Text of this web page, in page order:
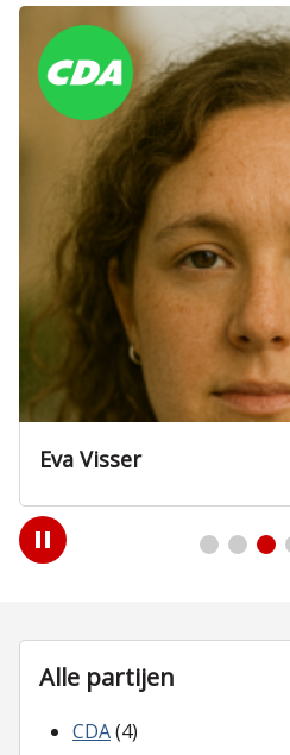
Eva Visser
Play
/
Alle partijen
CDA(4)